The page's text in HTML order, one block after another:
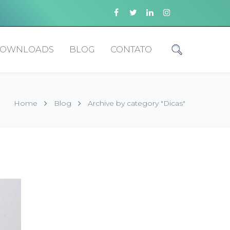
BLOG CONTATO
Home Blog Archive by category "Dicas"